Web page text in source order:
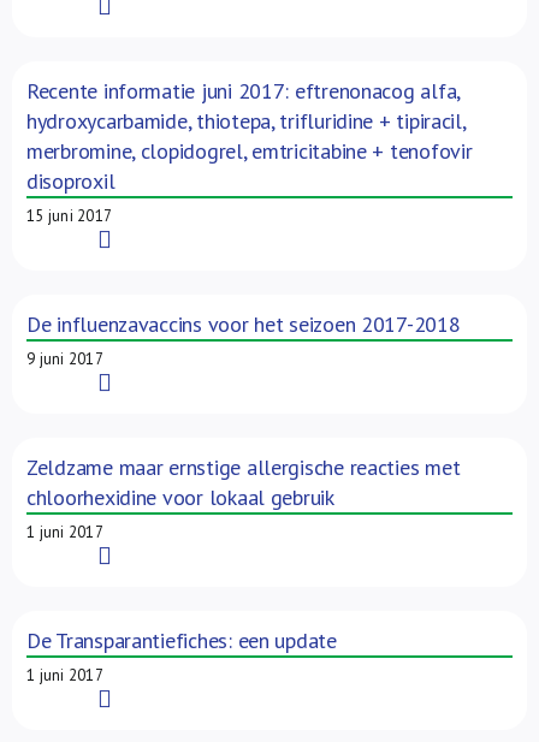
Recente informatie juni 2017: eftrenonacog alfa,
hydroxycarbamide, thiotepa, trifluridine + tipiracil,
merbromine, clopidogrel, emtricitabine + tenofovir
disoproxil
15 juni 2017
De influenzavaccins voor het seizoen 2017-2018
9 juni 2017
Zeldzame maar ernstige allergische reacties met
chloorhexidine voor lokaal gebruik
1 juni 2017
De Transparantiefiches: een update
1 juni 2017